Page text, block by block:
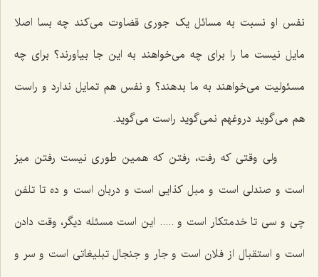
نفس او نسبت به مسائل یک جوری قضاوت می‌کند چه بسا اصلا
مایل نیست ما را برای چه می‌خواهند به این جا بیاورند؟ برای چه
مسئولیت می‌خواهند به ما بدهند؟ و نفس هم تمایل ندارد و راست
هم می‌گوید دروغهم نمی‌گوید راست می‌گوید.
ولی وقتی که رفت، رفتن که همین طوری نیست رفتن میز
است و صندلی است و مبل کذایی است و دربان است و ده تا تلفن
چی و سی تا خدمتکار است و ..... این است مسئله دیگر، وقت دادن
است و استقبال از فلان است و جار و جنجال تبلیغاتی است و سر و